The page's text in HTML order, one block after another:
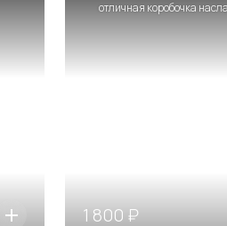
отличная коробочка
1 800 ₽